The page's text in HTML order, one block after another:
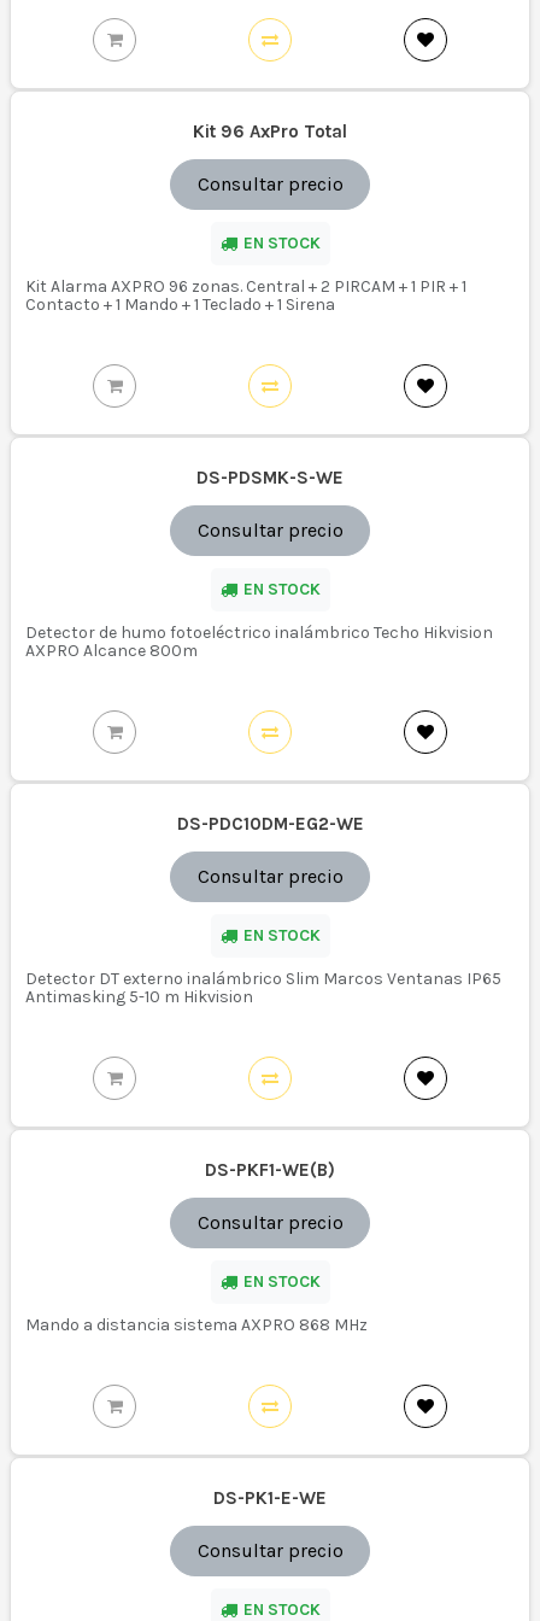
Kit 96 AxPro Total
Consultar precio
EN STOCK
Kit Alarma AXPRO 96 zonas. Central + 2 PIRCAM + 1 PIR + 1
Contacto + 1 Mando + 1 Teclado + 1 Sirena
DS-PDSMK-S-WE
Consultar precio
EN STOCK
Detector de humo fotoeléctrico inalámbrico Techo Hikvision
AXPRO Alcance 800m
DS-PDC10DM-EG2-WE
Consultar precio
EN STOCK
Detector DT externo inalámbrico Slim Marcos Ventanas IP65
Antimasking 5-10 m Hikvision
DS-PKF1-WE(B)
Consultar precio
EN STOCK
Mando a distancia sistema AXPRO 868 MHz
DS-PK1-E-WE
Consultar precio
EN STOCK